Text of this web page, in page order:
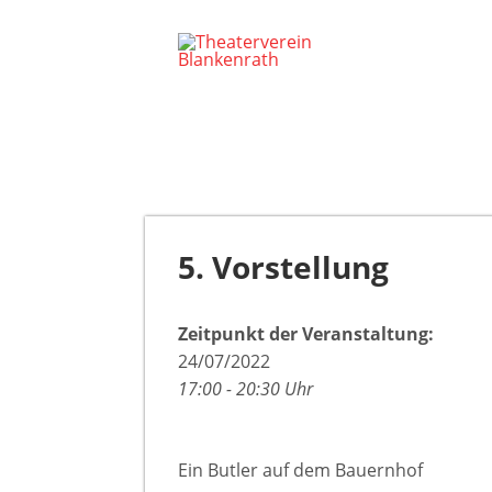
5. Vorstellung
Zeitpunkt der Veranstaltung:
24/07/2022
17:00 - 20:30 Uhr
Ein Butler auf dem Bauernhof